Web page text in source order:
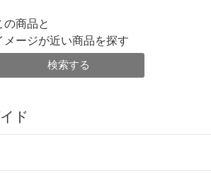
の商品と
メージが近い商品を探す
検索する
ド